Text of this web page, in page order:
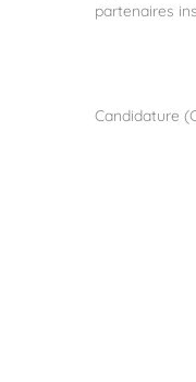
partenaires
Candidature